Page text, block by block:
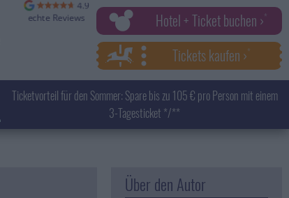
Hotel + Ticket buchen ›
Tickets kaufen ›
Ticketvorteil für den Sommer: Spare bis zu 105 € pro Person mit einem
3-Tagesticket */**
Über den Autor